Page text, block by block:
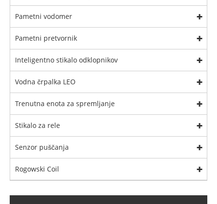
Pametni vodomer
Pametni pretvornik
Inteligentno stikalo odklopnikov
Vodna črpalka LEO
Trenutna enota za spremljanje
Stikalo za rele
Senzor puščanja
Rogowski Coil